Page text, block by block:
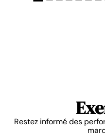
Restez informé des